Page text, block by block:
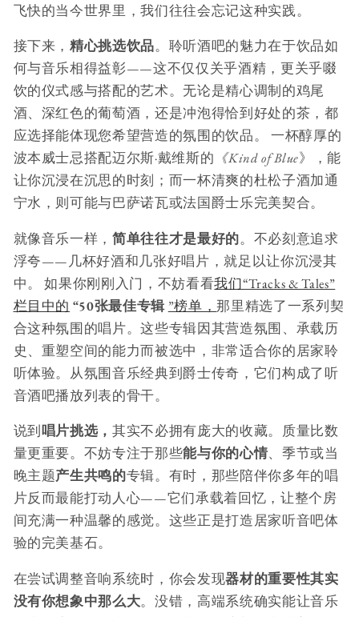
飞快的当今世界里，我们往往会忘记这种实践。
接下来，精心挑选饮品。聆听酒吧的魅力在于饮品如
何与音乐相得益彰——这不仅仅关乎酒精，更关乎啜
饮的仪式感与搭配的艺术。无论是精心调制的鸡尾
酒、深红色的葡萄酒，还是冲泡得恰到好处的茶，都
应选择能体现您希望营造的氛围的饮品。 一杯醇厚的
波本威士忌搭配迈尔斯·戴维斯的 《Kind of Blue》，能
让你沉浸在沉思的时刻；而一杯清爽的杜松子酒加通
宁水，则可能与巴萨诺瓦或法国爵士乐完美契合。
就像音乐一样，简单往往才是最好的。不必刻意追求
浮夸——几杯好酒和几张好唱片，就足以让你沉浸其
中。 如果你刚刚入门，不妨看看我们“Tracks & Tales”
栏目中的 “50张最佳专辑 ”榜单，那里精选了一系列契
合这种氛围的唱片。这些专辑因其营造氛围、承载历
史、重塑空间的能力而被选中，非常适合你的居家聆
听体验。从氛围音乐经典到爵士传奇，它们构成了听
音酒吧播放列表的骨干。
说到唱片挑选，其实不必拥有庞大的收藏。质量比数
量更重要。不妨专注于那些能与你的心情、季节或当
晚主题产生共鸣的专辑。有时，那些陪伴你多年的唱
片反而最能打动人心——它们承载着回忆，让整个房
间充满一种温馨的感觉。这些正是打造居家听音吧体
验的完美基石。
在尝试调整音响系统时，你会发现器材的重要性其实
没有你想象中那么大。没错，高端系统确实能让音乐